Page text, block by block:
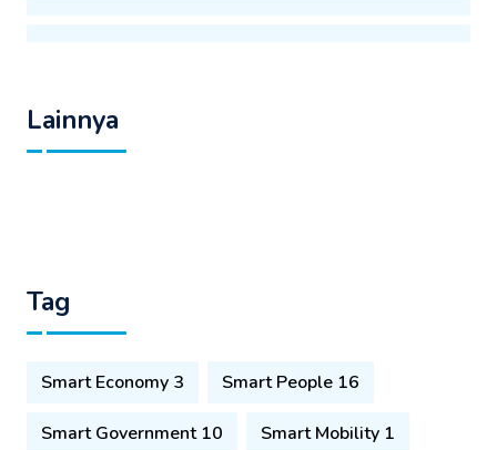
Lainnya
Tag
Smart Economy 3 Smart People 16
Smart Government 10 Smart Mobility 1